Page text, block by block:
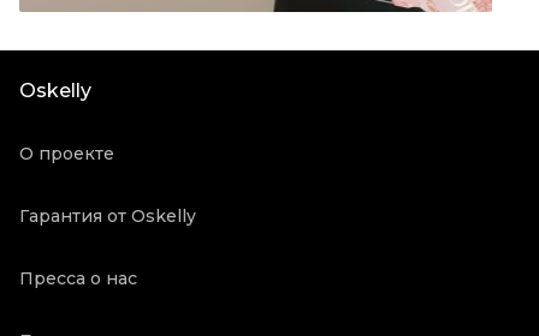
Продавец
Oskelly
О проекте
Гарантия от Oskelly
Пресса о нас